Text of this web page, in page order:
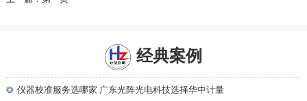
经典案例
◎ 仪器校准服务选哪家 广东光阵光电科技选择华中计量